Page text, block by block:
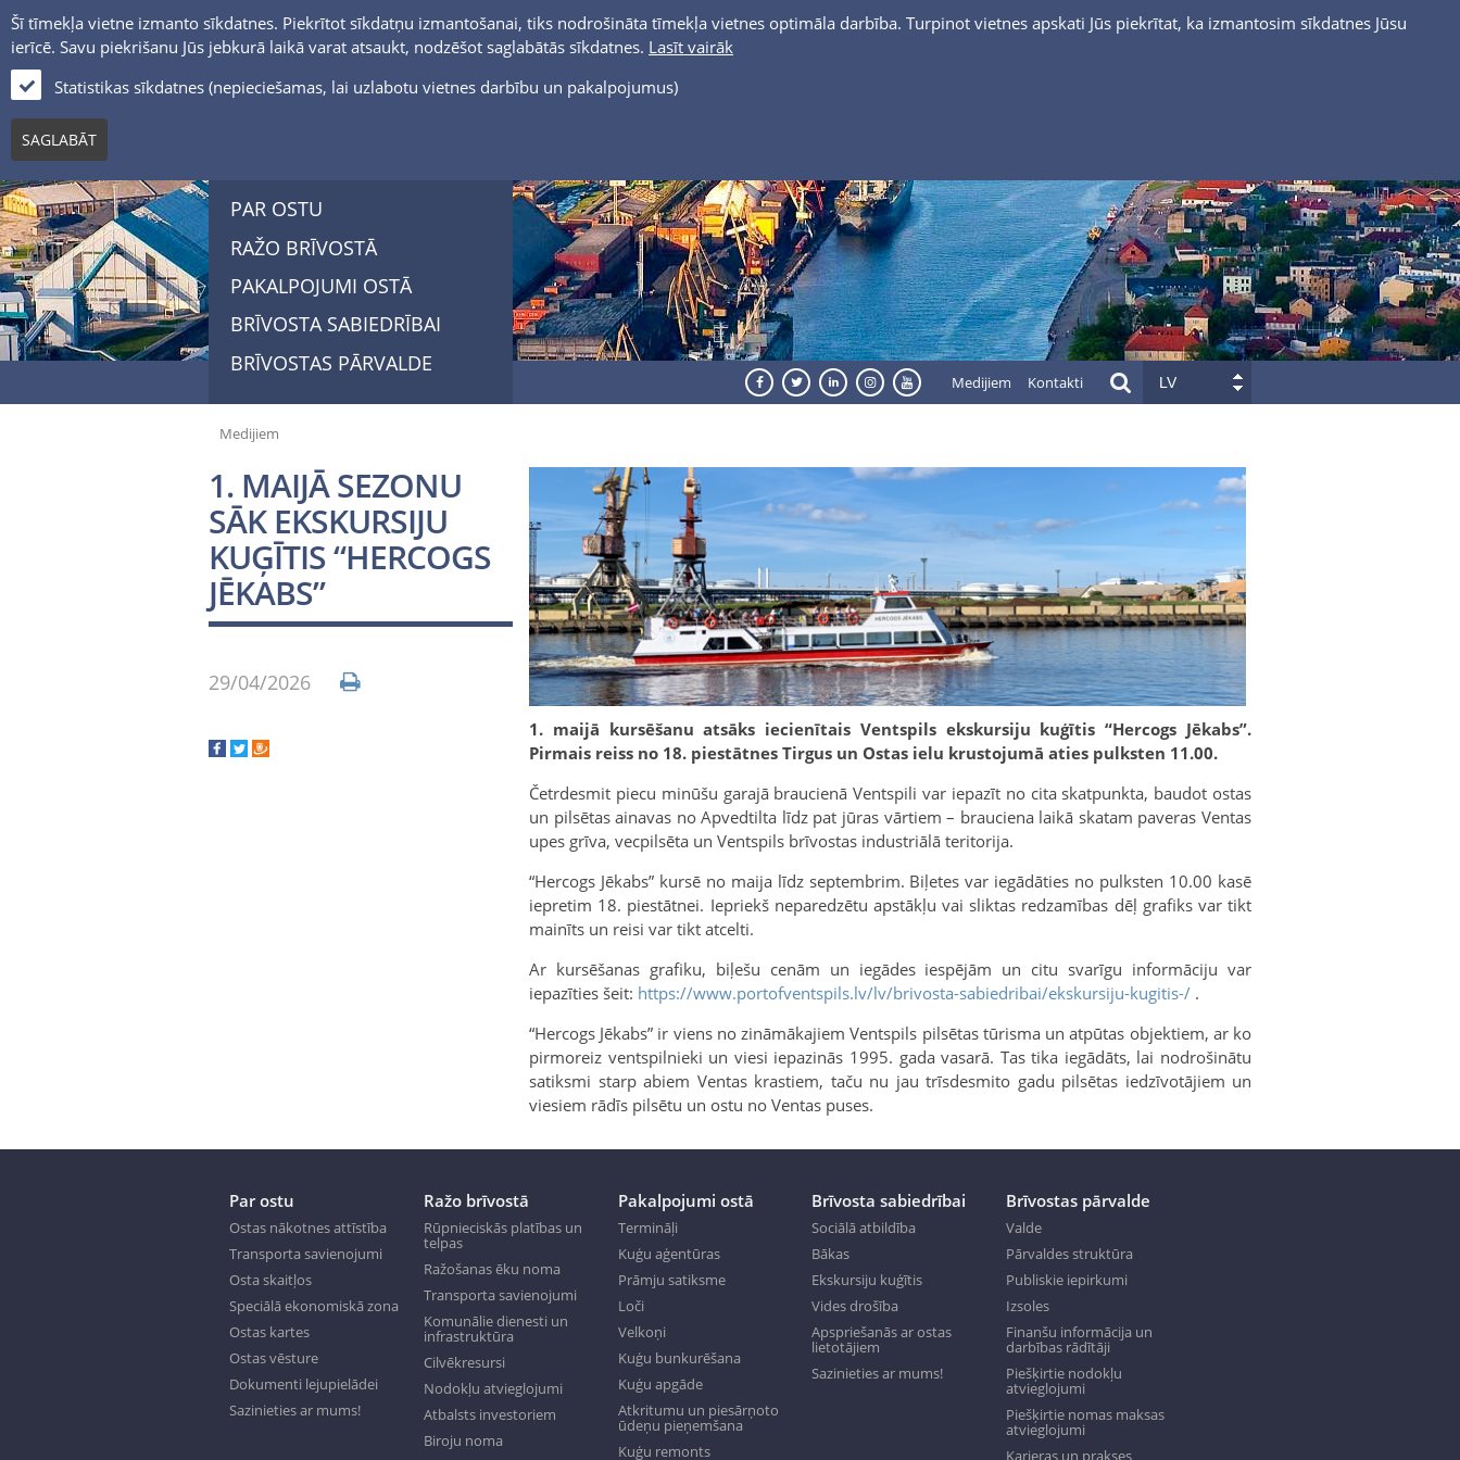
Šī tīmekļa vietne izmanto sīkdatnes. Piekrītot sīkdatņu izmantošanai, tiks nodrošināta tīmekļa vietnes optimāla darbība. Turpinot vietnes apskati Jūs piekrītat, ka izmantosim sīkdatnes Jūsu
ierīcē. Savu piekrišanu Jūs jebkurā laikā varat atsaukt, nodzēšot saglabātās sīkdatnes. Lasīt vairāk
Statistikas sīkdatnes (nepieciešamas, lai uzlabotu vietnes darbību un pakalpojumus)
SAGLABĀT
PAR OSTU
RAŽO BRĪVOSTĀ
PAKALPOJUMI OSTĀ
BRĪVOSTA SABIEDRĪBAI
BRĪVOSTAS PĀRVALDE
Medijiem Kontakti LV
Medijiem
1. MAIJĀ SEZONU
SĀK EKSKURSIJU
KUĢĪTIS “HERCOGS
JĒKABS”
29/04/2026
1. maijā kursēšanu atsāks iecienītais Ventspils ekskursiju kuģītis “Hercogs Jēkabs”.
Pirmais reiss no 18. piestātnes Tirgus un Ostas ielu krustojumā aties pulksten 11.00.
Četrdesmit piecu minūšu garajā braucienā Ventspili var iepazīt no cita skatpunkta, baudot ostas
un pilsētas ainavas no Apvedtilta līdz pat jūras vārtiem – brauciena laikā skatam paveras Ventas
upes grīva, vecpilsēta un Ventspils brīvostas industriālā teritorija.
“Hercogs Jēkabs” kursē no maija līdz septembrim. Biļetes var iegādāties no pulksten 10.00 kasē
iepretim 18. piestātnei. Iepriekš neparedzētu apstākļu vai sliktas redzamības dēļ grafiks var tikt
mainīts un reisi var tikt atcelti.
Ar kursēšanas grafiku, biļešu cenām un iegādes iespējām un citu svarīgu informāciju var
iepazīties šeit: https://www.portofventspils.lv/lv/brivosta-sabiedribai/ekskursiju-kugitis-/ .
“Hercogs Jēkabs” ir viens no zināmākajiem Ventspils pilsētas tūrisma un atpūtas objektiem, ar ko
pirmoreiz ventspilnieki un viesi iepazinās 1995. gada vasarā. Tas tika iegādāts, lai nodrošinātu
satiksmi starp abiem Ventas krastiem, taču nu jau trīsdesmito gadu pilsētas iedzīvotājiem un
viesiem rādīs pilsētu un ostu no Ventas puses.
Par ostu
Ostas nākotnes attīstība
Transporta savienojumi
Osta skaitļos
Speciālā ekonomiskā zona
Ostas kartes
Ostas vēsture
Dokumenti lejupielādei
Sazinieties ar mums!
Ražo brīvostā
Rūpnieciskās platības un
telpas
Ražošanas ēku noma
Transporta savienojumi
Komunālie dienesti un
infrastruktūra
Cilvēkresursi
Nodokļu atvieglojumi
Atbalsts investoriem
Biroju noma
Pakalpojumi ostā
Termināļi
Kuģu aģentūras
Prāmju satiksme
Loči
Velkoņi
Kuģu bunkurēšana
Kuģu apgāde
Atkritumu un piesārņoto
ūdeņu pieņemšana
Kuģu remonts
Brīvosta sabiedrībai
Sociālā atbildība
Bākas
Ekskursiju kuģītis
Vides drošība
Apspriešanās ar ostas
lietotājiem
Sazinieties ar mums!
Brīvostas pārvalde
Valde
Pārvaldes struktūra
Publiskie iepirkumi
Izsoles
Finanšu informācija un
darbības rādītāji
Piešķirtie nodokļu
atvieglojumi
Piešķirtie nomas maksas
atvieglojumi
Karjeras un prakses